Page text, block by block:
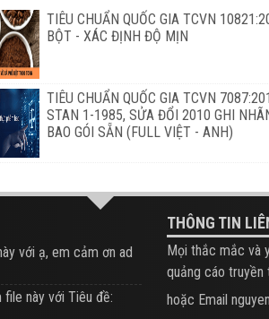
TIÊU CHUẨN QUỐC GIA TCVN
BỘT - XÁC ĐỊNH ĐỘ MỊN
TIÊU CHUẨN QUỐC GIA TCVN
STAN 1-1985, SỬA ĐỔI 2010 GHI
BAO GÓI SẴN (FULL VIỆT - ANH)
với ạ, em cảm ơn ad
file này với Tiêu đề:
THÔNG TIN
Mọi thắc mắc và
quảng cáo truyền
hoặc Email